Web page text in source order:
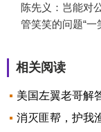
陈先义：岂能对
管笑笑的问题“一
相关阅读
美国左翼老哥解
消灭匪帮，护我